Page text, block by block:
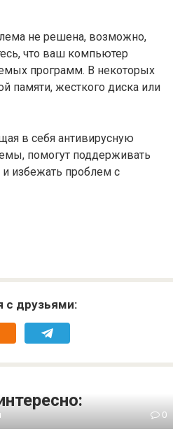
не решена, возможно,
что ваш компьютер
программ. В некоторых
памяти, жесткого диска или
в себя антивирусную
помогут поддерживать
избежать проблем с
с друзьями:
0